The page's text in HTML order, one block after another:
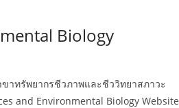
Biology
าทรัพยากรชีวภาพและชีววิทยาสภาวะ
and Environmental Biology Website